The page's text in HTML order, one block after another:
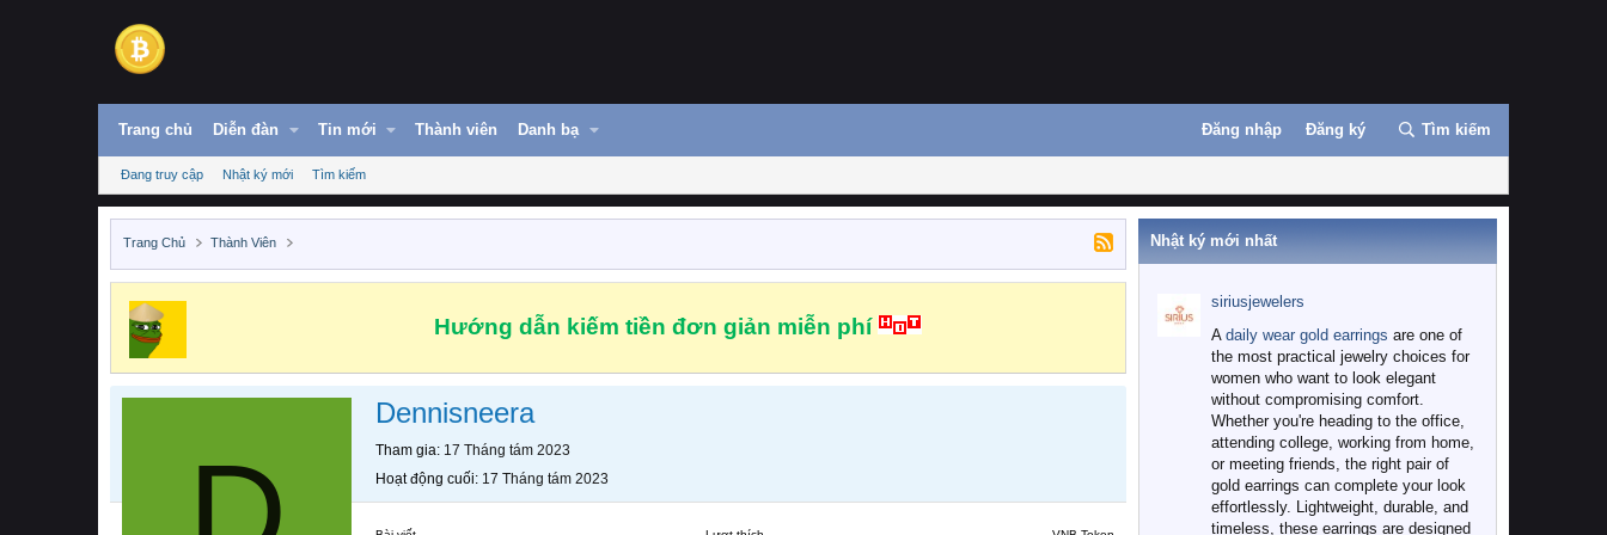
Trang chủ Diễn đàn Tin mới Thành viên Danh bạ Đăng nhập Đăng ký Tìm kiếm
Đang truy cập Nhật ký mới Tìm kiếm
Trang Chủ Thành Viên
Hướng dẫn kiếm tiền đơn giản miễn phí
Dennisneera
Tham gia 17 Tháng tám 2023
Hoạt động cuối 17 Tháng tám 2023
Nhật ký mới nhất
siriusjewelers
A daily wear gold earrings are one of
the most practical jewelry choices for
women who want to look elegant
without compromising comfort.
Whether you're heading to the office,
attending college, working from home,
or meeting friends, the right pair of
gold earrings can complete your look
effortlessly. Lightweight, durable, and
timeless, these earrings are designed